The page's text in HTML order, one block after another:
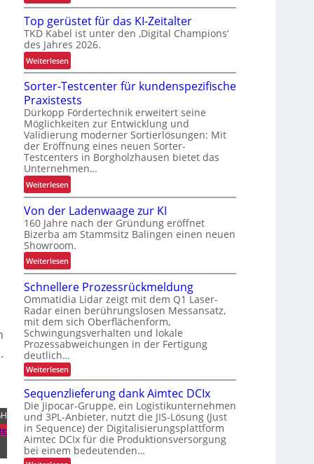
A
u
t
o
m
a
t
i
s
i
e
r
u
n
g
d
e
r
I
n
t
r
a
l
o
g
s
t
i
k
Top gerüstet für das KI-Zeitalter
TKD Kabel ist unter den ‚Digital Champions‘
des Jahres 2026.
Weiterlesen:
T
o
p
g
e
r
ü
s
t
e
t
ü
r
d
a
s
K
I
-
Z
i
t
a
l
t
e
r
Sorter-Testcenter für kundenspezifische
Praxistests
Dürkopp Fördertechnik erweitert seine
Möglichkeiten zur Entwicklung und
Validierung moderner Sortierlösungen: Mit
der Eröffnung eines neuen Sorter-
Testcenters in Borgholzhausen bietet das
Unternehmen…
Weiterlesen:
S
r
t
e
r
-
T
e
s
t
c
e
n
t
e
r
f
ü
r
Von der Ladenwaage zur KI
160 Jahre nach der Gründung eröffnet
Bizerba am Stammsitz Balingen einen neuen
Showroom.
Weiterlesen:
V
o
n
d
e
r
a
d
e
n
w
a
a
g
Schnellere Prozessrückmeldung
Ommatidia Lidar zeigt mit dem Q1 Laser-
Radar einen berührungslosen Messansatz,
mit dem sich Oberflächenform,
Schwingungsverhalten und lokale
Prozessabweichungen in der Fertigung
deutlich…
Weiterlesen:
S
c
h
n
e
l
l
e
r
Sequenzlieferung dank Aimtec DCIx
Die Jipocar-Gruppe, ein Logistikunternehmen
und 3PL-Anbieter, nutzt die JIS-Lösung (Just
in Sequence) der Digitalisierungsplattform
Aimtec DCIx für die Produktionsversorgung
bei einem bedeutenden…